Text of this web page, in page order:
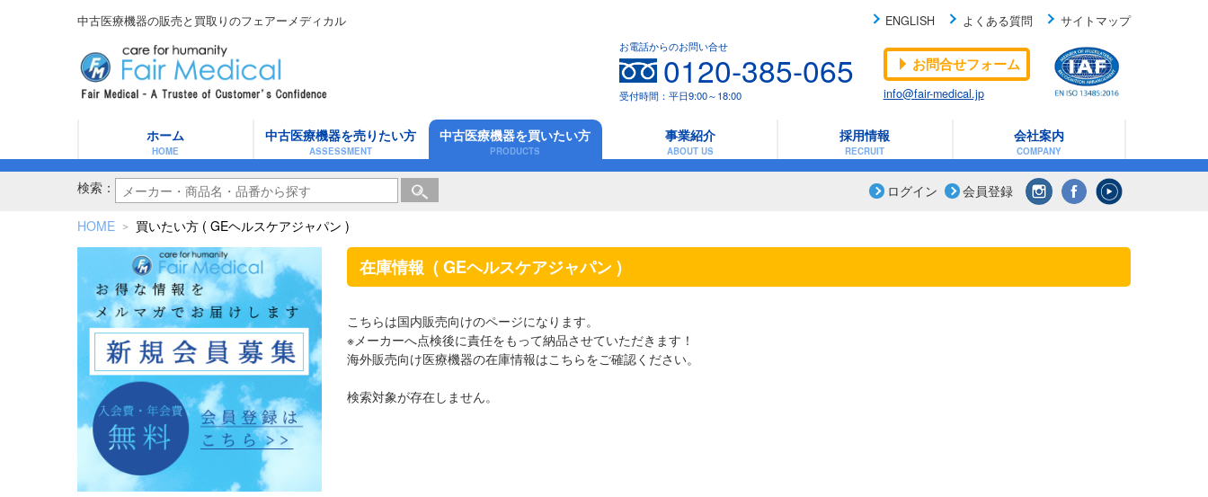
中古医療機器の販売と買取りのフェアーメディカル サイトマップ
よくある質問
ENGLISH
お問合せフォーム
info@fair-medical.jp
お電話からのお問い合せ
0120-385-065
受付時間：平日9:00～18:00
ホーム
HOME
中古医療機器を売りたい方
ASSESSMENT
中古医療機器を買いたい方
PRODUCTS
事業紹介
ABOUT US
採用情報
RECRUIT
会社案内
COMPANY
検索： 会員登録
ログイン
HOME ＞ 買いたい方 ( GEヘルスケアジャパン )
在庫情報 ( GEヘルスケアジャパン )
こちらは国内販売向けのページになります。
※メーカーへ点検後に責任をもって納品させていただきます！
海外販売向け医療機器の在庫情報はこちらをご確認ください。
検索対象が存在しません。